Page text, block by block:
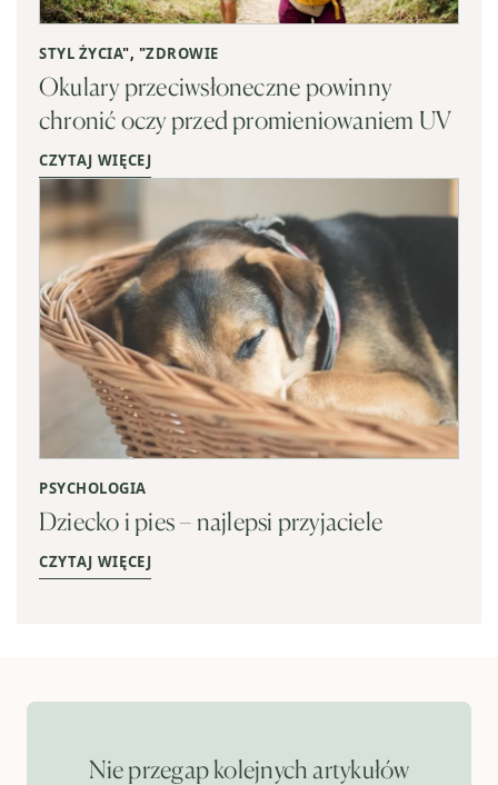
STYL ŻYCIA", "ZDROWIE
Okulary przeciwsłoneczne powinny
chronić oczy przed promieniowaniem UV
CZYTAJ WIĘCEJ
PSYCHOLOGIA
Dziecko i pies – najlepsi przyjaciele
CZYTAJ WIĘCEJ
Nie przegap kolejnych artykułów